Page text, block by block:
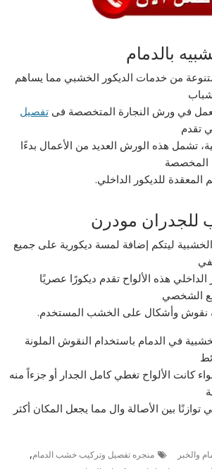
بالدمام
من خدمات الديكور الخشبي مما يساهم
في ورش النجارة المتخصصة فىتفصيل
تقدم
تشمل هذه الورش العديد من الأعمال بدءًا
المخصصة
المعقدة للديكور الداخلي.
مودرن
ليتكم إضافة لمسة ديكورية على جميع
الداخلي هذه الألواح تقدم ديكورًا عصريًا
الشخصي
نقوش وأشكال على الخشب المستخدم.
في الدمام باستخدام النقوش الملونة
كانت الألواح تغطي كامل الجدار أو جزءاً منه
توازنًا بين الأصالة وال مما يجعل المكان أكثر
والخبر منجره تفصيل وتركيب خشب الدمام,